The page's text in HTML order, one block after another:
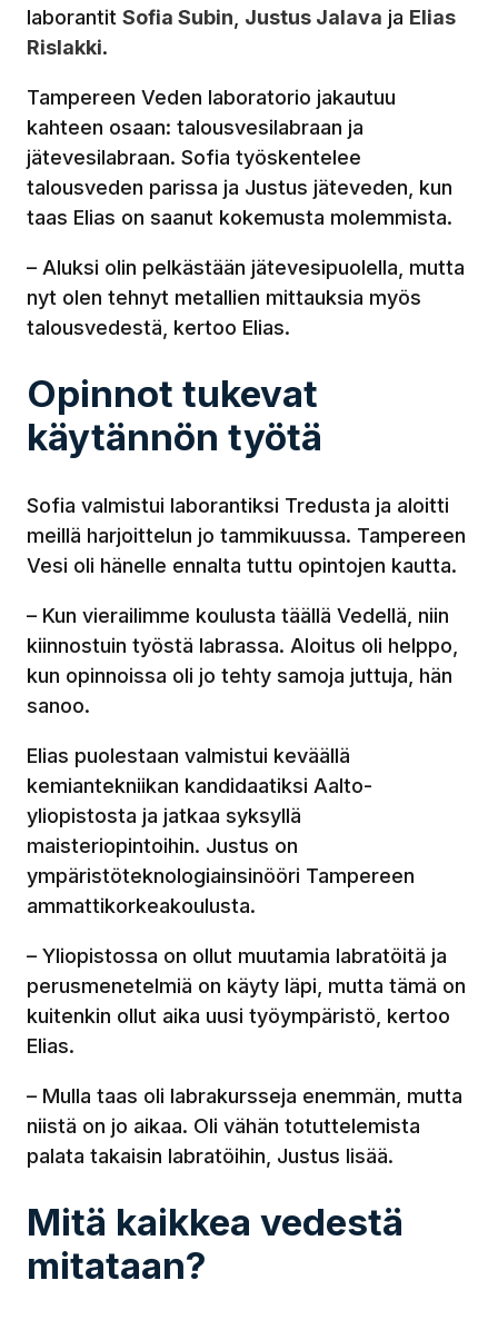
laborantit Sofia Subin Justus Jalava ja Elias
Rislakki.
Tampereen Veden laboratorio jakautuu
kahteen osaan: talousvesilabraan ja
jätevesilabraan. Sofia työskentelee
talousveden parissa ja Justus jäteveden, kun
taas Elias on saanut kokemusta molemmista.
– Aluksi olin pelkästään jätevesipuolella, mutta
nyt olen tehnyt metallien mittauksia myös
talousvedestä, kertoo Elias.
Opinnot tukevat
käytännön työtä
Sofia valmistui laborantiksi Tredusta ja aloitti
meillä harjoittelun jo tammikuussa. Tampereen
Vesi oli hänelle ennalta tuttu opintojen kautta.
– Kun vierailimme koulusta täällä Vedellä, niin
kiinnostuin työstä labrassa. Aloitus oli helppo,
kun opinnoissa oli jo tehty samoja juttuja, hän
sanoo.
Elias puolestaan valmistui keväällä
kemiantekniikan kandidaatiksi Aalto-
yliopistosta ja jatkaa syksyllä
maisteriopintoihin. Justus on
ympäristöteknologiainsinööri Tampereen
ammattikorkeakoulusta.
– Yliopistossa on ollut muutamia labratöitä ja
perusmenetelmiä on käyty läpi, mutta tämä on
kuitenkin ollut aika uusi työympäristö, kertoo
Elias.
– Mulla taas oli labrakursseja enemmän, mutta
niistä on jo aikaa. Oli vähän totuttelemista
palata takaisin labratöihin, Justus lisää.
Mitä kaikkea vedestä
mitataan?